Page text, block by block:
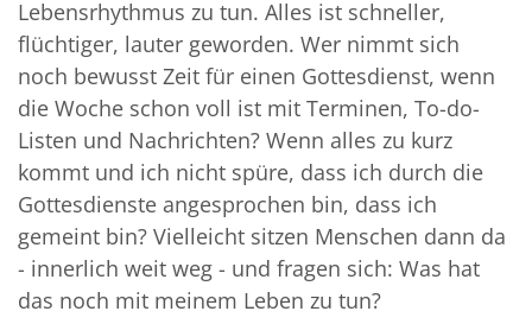
Lebensrhythmus zu tun. Alles ist schneller,
flüchtiger, lauter geworden. Wer nimmt sich
noch bewusst Zeit für einen Gottesdienst, wenn
die Woche schon voll ist mit Terminen, To-do-
Listen und Nachrichten? Wenn alles zu kurz
kommt und ich nicht spüre, dass ich durch die
Gottesdienste angesprochen bin, dass ich
gemeint bin? Vielleicht sitzen Menschen dann da
- innerlich weit weg - und fragen sich: Was hat
das noch mit meinem Leben zu tun?